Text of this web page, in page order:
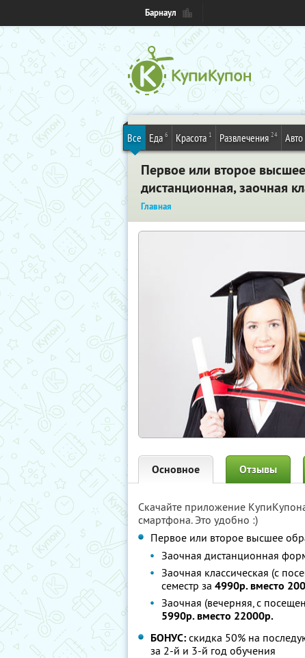
Барнаул
Все Еда 6 Красота 1 Развлечения 24 Авто
Первое или второе
дистанционная, заочная
Главная
Основное Отзывы
Скачайте приложение
смартфона. Это удобно :)
Первое или второе высшее
Заочная дистанционная
Заочная классическая (с
семестр за 4990р. вместо
Заочная (вечерняя, с
5990р. вместо 22000р.
БОНУС: скидка 50% на
за 2-й и 3-й год обучения